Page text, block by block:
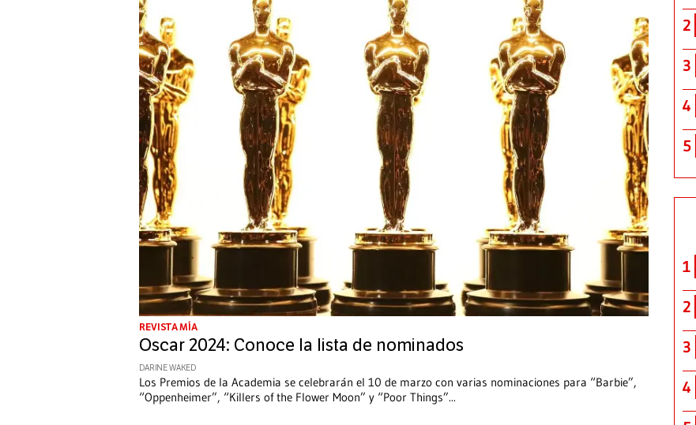
REVISTA MÍA
Oscar 2024: Conoce la lista de nominados
DARINE WAKED
Los Premios de la Academia se celebrarán el 10 de marzo con varias nominaciones para “Barbie”,
“Oppenheimer”, “Killers of the Flower Moon” y “Poor Things”...
2
3
4
5
1
2
3
4